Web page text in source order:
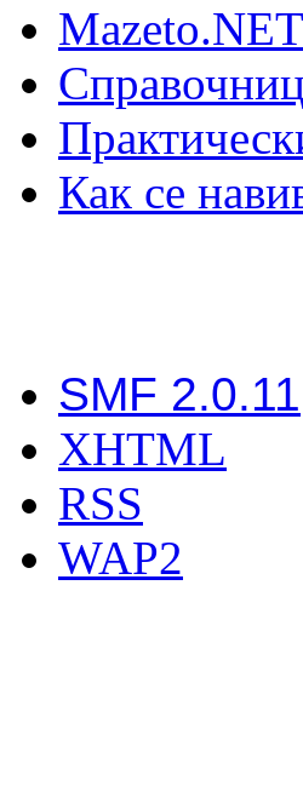
Как се
SMF 2.0.11
XHTML
RSS
WAP2